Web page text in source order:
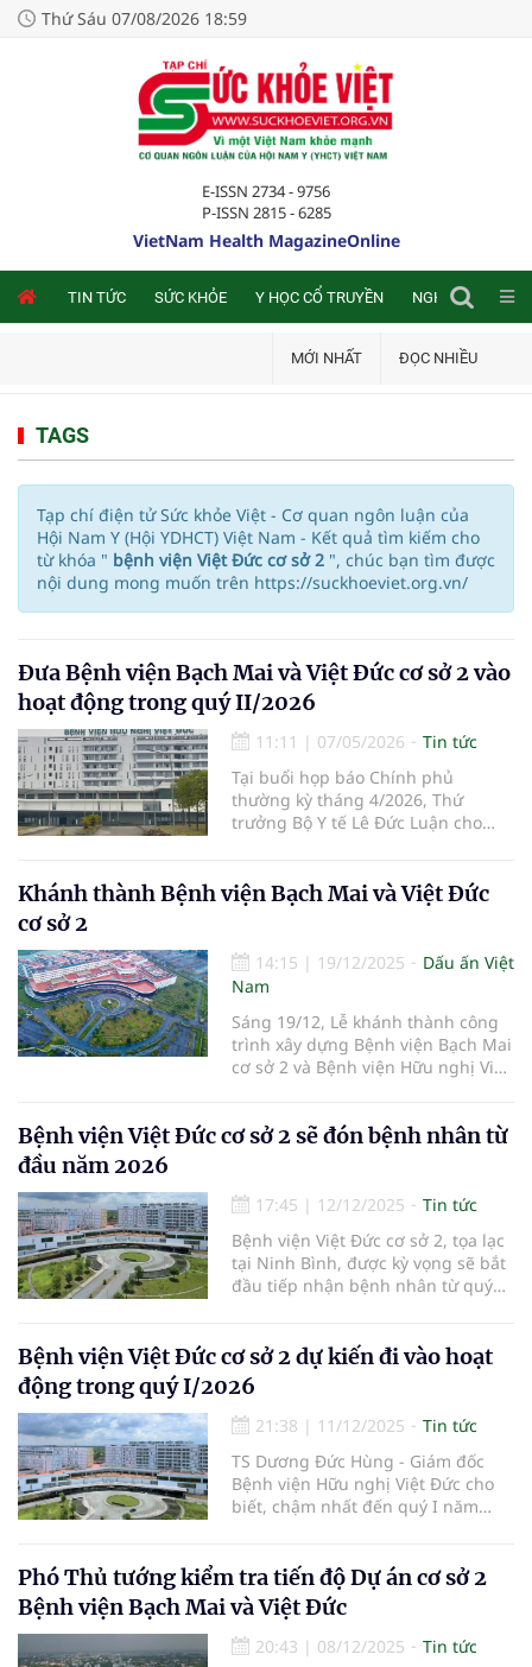
Thứ Sáu 07/08/2026 18:59
E-ISSN 2734 - 9756
P-ISSN 2815 - 6285
VietNam Health MagazineOnline
TIN TỨC SỨC KHỎE Y HỌC CỔ TRUYỀN NGHIÊN CỨU
MỚI NHẤT ĐỌC NHIỀU
TAGS
Tạp chí điện tử Sức khỏe Việt - Cơ quan ngôn luận của
Hội Nam Y (Hội YDHCT) Việt Nam - Kết quả tìm kiếm cho
từ khóa " bệnh viện Việt Đức cơ sở 2 ", chúc bạn tìm được
nội dung mong muốn trên https://suckhoeviet.org.vn/
Đưa Bệnh viện Bạch Mai và Việt Đức cơ sở 2 vào
hoạt động trong quý II/2026
11:11 | 07/05/2026
Tin tức
Tại buổi họp báo Chính phủ
thường kỳ tháng 4/2026, Thứ
trưởng Bộ Y tế Lê Đức Luận cho
cực phối hợp với các bộ, ngành,
chỉ đạo các chủ đầu tư, Ban Quản
Khánh thành Bệnh viện Bạch Mai và Việt Đức
cơ sở 2
14:15 | 19/12/2025
Dấu ấn Việt
Nam
Sáng 19/12, Lễ khánh thành công
trình xây dựng Bệnh viện Bạch Mai
cơ sở 2 và Bệnh viện Hữu nghị Việt
Bình.
Bệnh viện Việt Đức cơ sở 2 sẽ đón bệnh nhân từ
đầu năm 2026
17:45 | 12/12/2025
Tin tức
Bệnh viện Việt Đức cơ sở 2, tọa lạc
tại Ninh Bình, được kỳ vọng sẽ bắt
đầu tiếp nhận bệnh nhân từ quý
tình trạng quá tải kéo dài hơn một
thập kỷ qua tại các bệnh viện
tuyến cuối.
Bệnh viện Việt Đức cơ sở 2 dự kiến đi vào hoạt
động trong quý I/2026
21:38 | 11/12/2025
Tin tức
TS Dương Đức Hùng - Giám đốc
Bệnh viện Hữu nghị Việt Đức cho
biết, chậm nhất đến quý I năm
cho bệnh nhân.
Phó Thủ tướng kiểm tra tiến độ Dự án cơ sở 2
Bệnh viện Bạch Mai và Việt Đức
20:43 | 08/12/2025
Tin tức